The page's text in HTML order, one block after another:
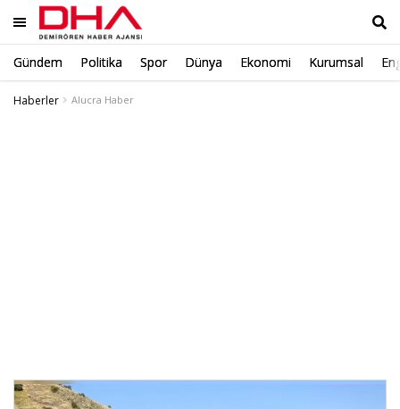
Gündem Politika Spor Dünya Ekonomi Kurumsal
Haberler
Alucra Haber